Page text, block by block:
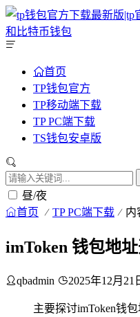
首页
TP钱包官方
TP移动端下载
TP PC端下载
TS钱包安卓版
昼/夜
首页 TP PC端下载 内
imToken 钱包地
qbadmin 2025年12月21
主要探讨imToken钱